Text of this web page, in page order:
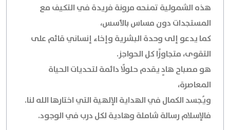
هذه الشمولية تمنحه مرونة فريدة في التكيف مع
المستجدات دون مساس بالأسس،
كما يدعو إلى وحدة البشرية وإخاء إنساني قائم على
التقوى، متجاوزًا كل الحواجز.
هو مصباح هادٍ يقدم حلولًا دائمة لتحديات الحياة
المعاصرة،
ويُجسد الكمال في الهداية الإلهية التي اختارها الله لنا.
فالإسلام رسالة شاملة وهادية لكل درب في الوجود.